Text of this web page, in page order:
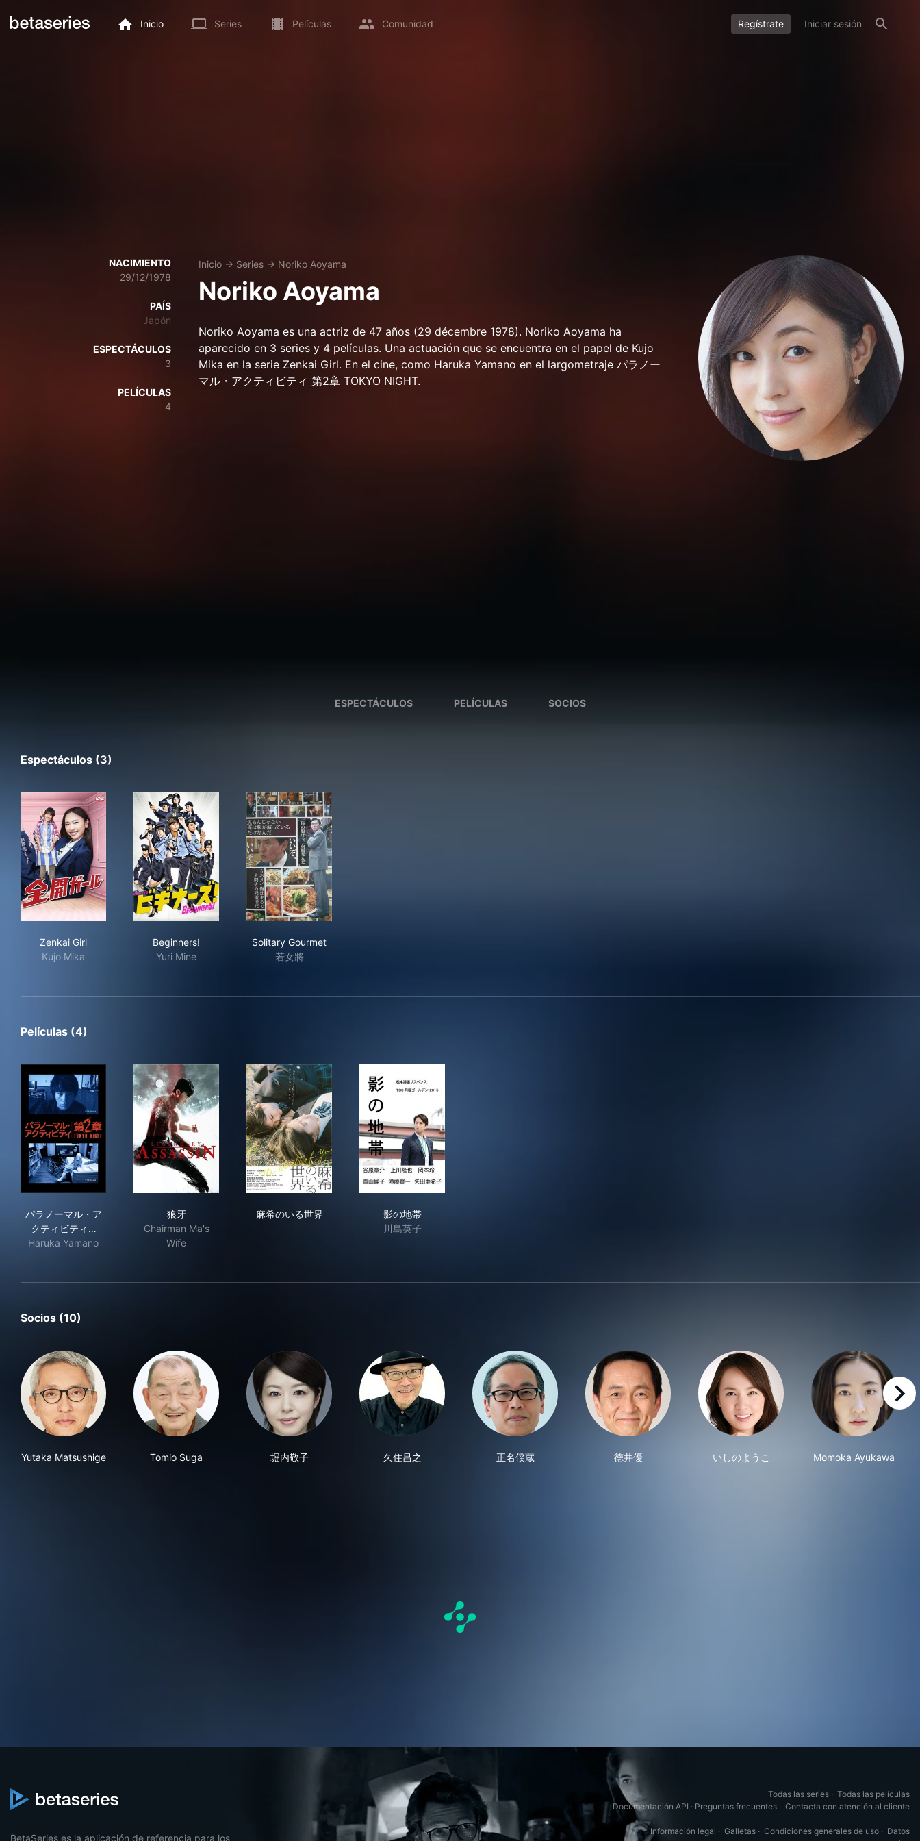
Inicio Series Películas Comunidad Regístrate Iniciar sesión
NACIMIENTO
29/12/1978
PAÍS
Japón
ESPECTÁCULOS
3
PELÍCULAS
4
Inicio → Series → Noriko Aoyama
Noriko Aoyama
Noriko Aoyama es una actriz de 47 años (29 décembre 1978). Noriko Aoyama ha
aparecido en 3 series y 4 películas. Una actuación que se encuentra en el papel de Kujo
Mika en la serie Zenkai Girl. En el cine, como Haruka Yamano en el largometraje パラノー
マル・アクティビティ 第2章 TOKYO NIGHT.
ESPECTÁCULOS PELÍCULAS SOCIOS
Espectáculos (3)
Zenkai Girl
Kujo Mika
Beginners!
Yuri Mine
Solitary Gourmet
若女將
Películas (4)
パラノーマル・ア
クティビティ…
Haruka Yamano
狼牙
Chairman Ma's
Wife
麻希のいる世界
影の地帯
川島英子
Socios (10)
Yutaka Matsushige Tomio Suga 堀内敬子 久住昌之 正名僕蔵 徳井優 いしのようこ Momoka Ayukawa
right
BetaSeries es la aplicación de referencia para los
Todas las series · Todas las películas
Documentación API · Preguntas frecuentes · Contacta con atención al cliente
Información legal · Galletas · Condiciones generales de uso · Datos